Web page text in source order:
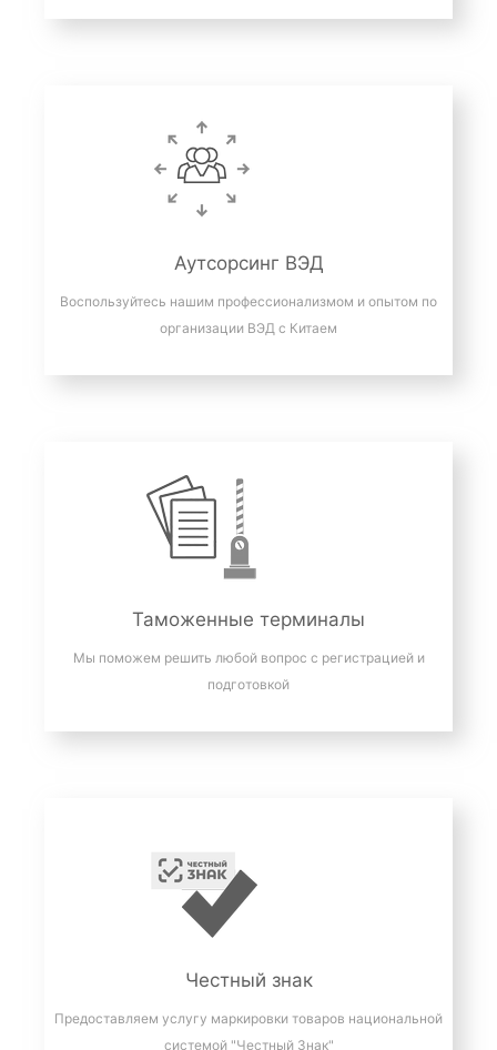
Аутсорсинг ВЭД
Воспользуйтесь нашим профессионализмом и опытом по
организации ВЭД с Китаем
Таможенные терминалы
Мы поможем решить любой вопрос с регистрацией и
подготовкой
Честный знак
Предоставляем услугу маркировки товаров национальной
системой "Честный Знак"